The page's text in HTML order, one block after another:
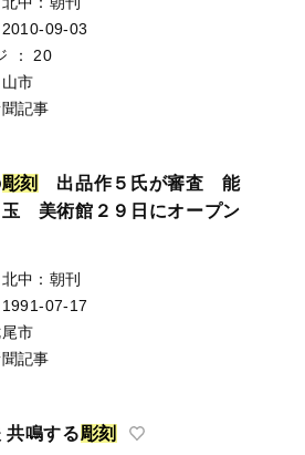
2010-09-03
：
20
市
記事
彫刻
出品作５氏が審査 能
玉 美術館２９日にオープン
北中：朝刊
1991-07-17
市
記事
共鳴する彫刻